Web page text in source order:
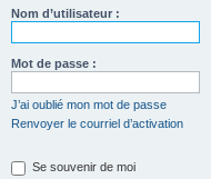
Nom d’utilisateur :
Mot de passe :
J’ai oublié mon mot de passe
Renvoyer le courriel d’activation
Se souvenir de moi